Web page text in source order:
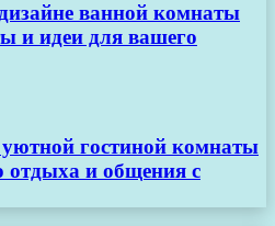
ванной комнаты
и идеи для вашего
гостиной комнаты
отдыха и общения с